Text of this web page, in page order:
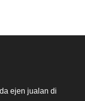
ejen jualan di